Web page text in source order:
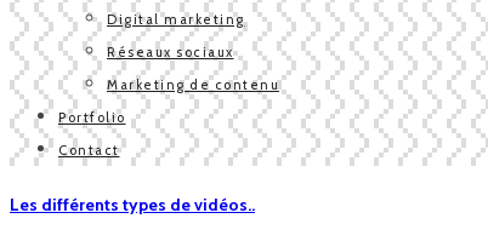
Digital marketing
Réseaux sociaux
Marketing de contenu
Portfolio
Contact
Les différents types de vidéos..